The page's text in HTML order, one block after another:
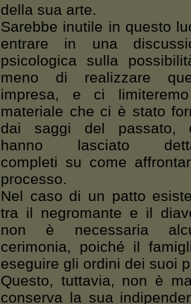
della sua arte.
Sarebbe inutile in questo
entrare in una
psicologica sulla
meno di realizzare
impresa, e ci
materiale che ci è stato
dai saggi del passato,
hanno lasciato
completi su come
processo.
Nel caso di un patto
tra il negromante e il
non è necessaria
cerimonia, poiché il
eseguire gli ordini dei suoi
Questo, tuttavia, non è
conserva la sua